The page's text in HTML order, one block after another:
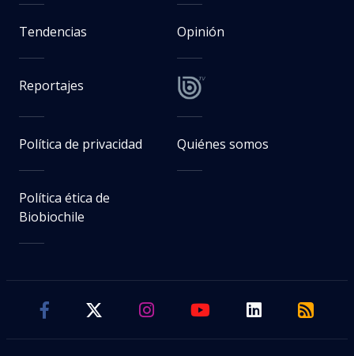
Tendencias Opinión
Reportajes
Política de privacidad Quiénes somos
Política ética de
Biobiochile